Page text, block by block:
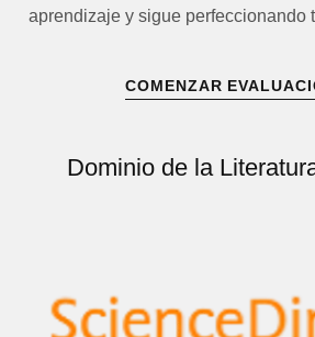
aprendizaje y sigue perfeccionando
COMENZAR
Dominio de la